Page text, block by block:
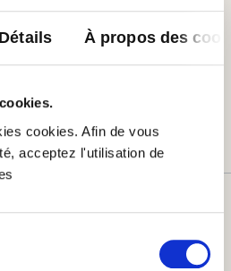
Détails À propos des
cookies. Afin de vous
acceptez l'utilisation de
unglaublich weich und
sich!
de 5 sur 5 étoiles